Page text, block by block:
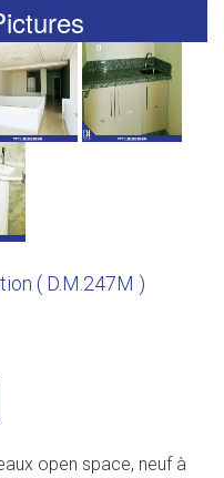
( D.M.247M )
open space, neuf à